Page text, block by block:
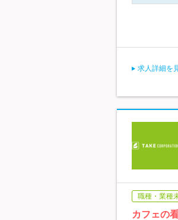
求人詳細を
職種・業種
カフェの